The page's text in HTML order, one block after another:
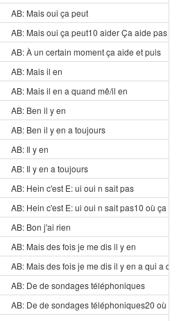
AB: Mais oui ça peut
AB: Mais oui ça peut10 aider Ça aide pas
AB: À un certain moment ça aide et puis
AB: Mais il en
AB: Mais il en a quand mê/il en
AB: Ben il y en
AB: Ben il y en a toujours
AB: Il y en
AB: Il y en a toujours
AB: Hein c'est E: ui oui n sait pas
AB: Hein c'est E: ui oui n sait pas10 où ça
AB: Bon j'ai rien
AB: Mais des fois je me dis il y en
AB: Mais des fois je me dis il y en a qui a
AB: De de sondages téléphoniques
AB: De de sondages téléphoniques20 où